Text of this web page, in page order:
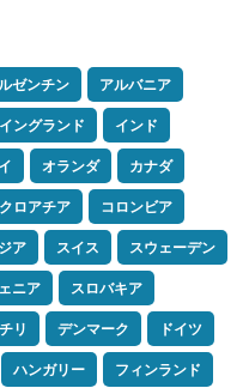
ゼンチン
アルバニア
イングランド
インド
オランダ
カナダ
クロアチア
コロンビア
ア スイス
スウェーデン
ニア
スロバキア
チリ デンマーク
ドイツ
ハンガリー フィンランド